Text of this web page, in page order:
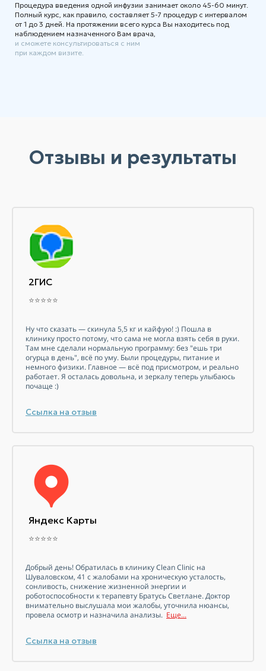
Процедура введения одной инфузии занимает около 45-60 минут.
Полный курс, как правило, составляет 5-7 процедур с интервалом
от 1 до 3 дней. На протяжении всего курса Вы находитесь под
наблюдением назначенного Вам врача,
и сможете консультироваться с ним
при каждом визите.
Отзывы и результаты
2ГИС
⭐⭐⭐⭐⭐
Ну что сказать — скинула 5,5 кг и кайфую! :) Пошла в
клинику просто потому, что сама не могла взять себя в руки.
Там мне сделали нормальную программу: без "ешь три
огурца в день", всё по уму. Были процедуры, питание и
немного физики. Главное — всё под присмотром, и реально
работает. Я осталась довольна, и зеркалу теперь улыбаюсь
почаще :)
Ссылка на отзыв
Яндекс Карты
⭐⭐⭐⭐⭐
Добрый день! Обратилась в клинику Clean Clinic на
Шуваловском, 41 с жалобами на хроническую усталость,
сонливость, снижение жизненной энергии и
роботоспособности к терапевту Братусь Светлане. Доктор
внимательно выслушала мои жалобы, уточнила нюансы,
провела осмотр и назначила анализы. Еще...
Ссылка на отзыв